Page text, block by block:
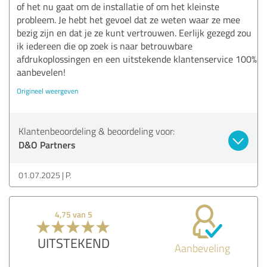
of het nu gaat om de installatie of om het kleinste
probleem. Je hebt het gevoel dat ze weten waar ze mee
bezig zijn en dat je ze kunt vertrouwen. Eerlijk gezegd zou
ik iedereen die op zoek is naar betrouwbare
afdrukoplossingen en een uitstekende klantenservice 100%
aanbevelen!
Origineel weergeven
Klantenbeoordeling & beoordeling voor:
D&O Partners
01.07.2025 P.
4,75 van 5
UITSTEKEND Aanbeveling